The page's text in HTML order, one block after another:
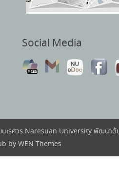
Social Media
รศวร Naresuan University พัฒนาต้น
byWEN Themes